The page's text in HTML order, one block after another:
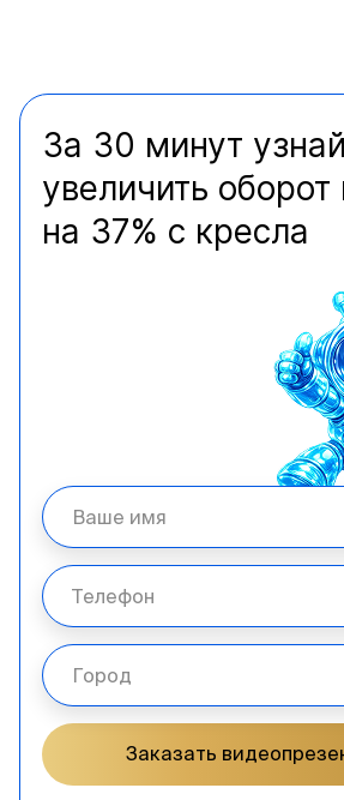
За 30 минут
увеличить оборот
на 37% с кресла
Заказать